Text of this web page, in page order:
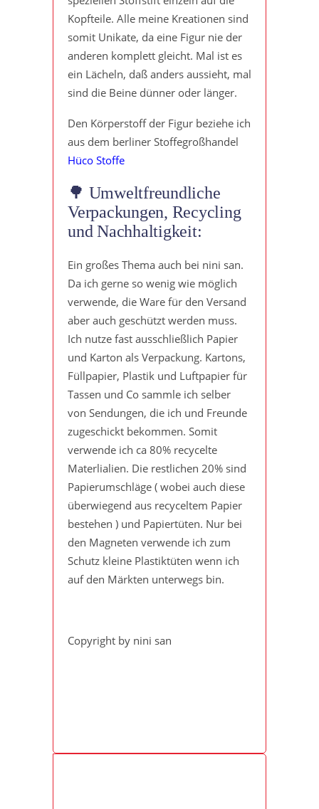
Kopfteile. Alle meine Kreationen sind
somit Unikate, da eine Figur nie der
anderen komplett gleicht. Mal ist es
ein Lächeln, daß anders aussieht, mal
sind die Beine dünner oder länger.
Den Körperstoff der Figur beziehe ich
aus dem berliner Stoffegroßhandel
Hüco Stoffe
🌳 Umweltfreundliche
Verpackungen, Recycling
und Nachhaltigkeit:
Ein großes Thema auch bei nini san.
Da ich gerne so wenig wie möglich
verwende, die Ware für den Versand
aber auch geschützt werden muss.
Ich nutze fast ausschließlich Papier
und Karton als Verpackung. Kartons,
Füllpapier, Plastik und Luftpapier für
Tassen und Co sammle ich selber
von Sendungen, die ich und Freunde
zugeschickt bekommen. Somit
verwende ich ca 80% recycelte
Materlialien. Die restlichen 20% sind
Papierumschläge ( wobei auch diese
überwiegend aus recyceltem Papier
bestehen ) und Papiertüten. Nur bei
den Magneten verwende ich zum
Schutz kleine Plastiktüten wenn ich
auf den Märkten unterwegs bin.
Copyright by nini san